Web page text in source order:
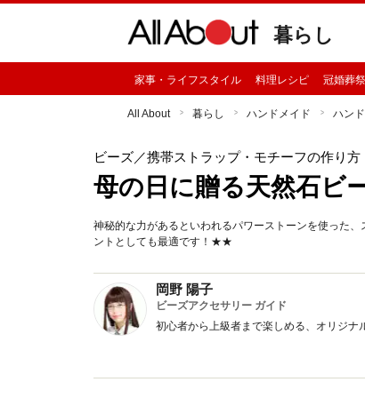
暮らし
家事・ライフスタイル 料理レシピ 冠婚葬祭
All About 暮らし ハンドメイド ハン
ビーズ／携帯ストラップ・モチーフの作り方
母の日に贈る天然石ビ
神秘的な力があるといわれるパワーストーンを使った
ントとしても最適です！★★
岡野 陽子
ビーズアクセサリー ガイド
初心者から上級者まで楽しめる、オリジナ